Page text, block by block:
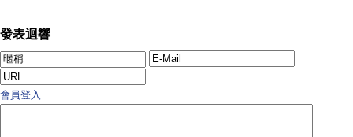
發表迴響
會員登入